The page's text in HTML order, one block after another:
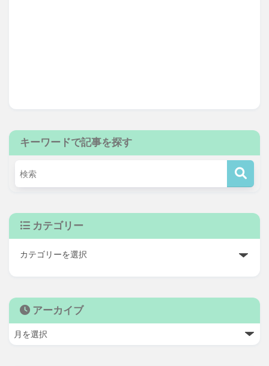
キーワードで記事を探す
カテゴリー
アーカイブ